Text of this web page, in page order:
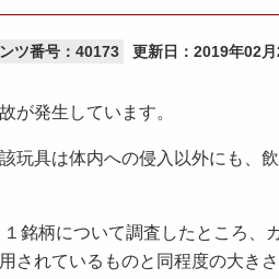
ツ番号：40173 更新日： 2019年02月
が発生しています。
玩具は体内への侵入以外にも、
銘柄について調査したところ、
されているものと同程度の大きさ